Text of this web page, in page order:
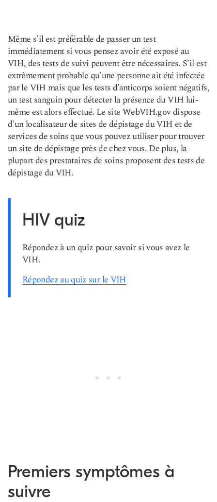
Même s’il est préférable de passer un test
immédiatement si vous pensez avoir été exposé au
VIH, des tests de suivi peuvent être nécessaires. S’il est
extrêmement probable qu’une personne ait été infectée
par le VIH mais que les tests d’anticorps soient négatifs,
un test sanguin pour détecter la présence du VIH lui-
même est alors effectué. Le site WebVIH.govdispose
d'un localisateur de sites de dépistage du VIH et de
services de soins que vous pouvez utiliser pour trouver
un site de dépistage près de chez vous. De plus, la
plupart des prestataires de soins proposent des tests de
dépistage du VIH.
HIV quiz
Répondez à un quiz pour savoir si vous avez le
VIH.
Répondez au quiz sur le VIH
Premiers symptômes à
suivre